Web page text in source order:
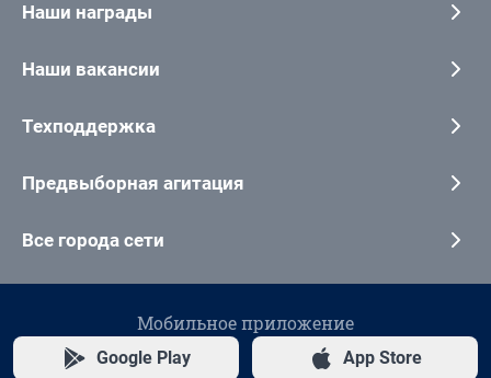
Наши награды
Наши вакансии
Техподдержка
Предвыборная агитация
Все города сети
Мобильное приложение
Google Play App Store